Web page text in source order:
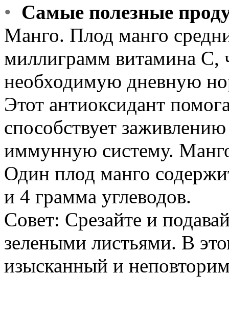
• Самые полезные
Манго. Плод манго
миллиграмм витамина С,
необходимую дневную
Этот антиоксидант
способствует
иммунную систему.
Один плод манго
и 4 грамма углеводов.
Совет: Срезайте и
зелеными листьями. В
изысканный и